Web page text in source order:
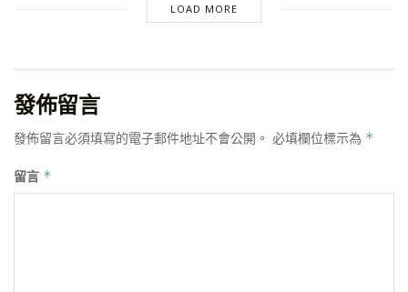
LOAD MORE
發佈留言
發佈留言必須填寫的電子郵件地址不會公開。 必填欄位標示為 *
留言 *